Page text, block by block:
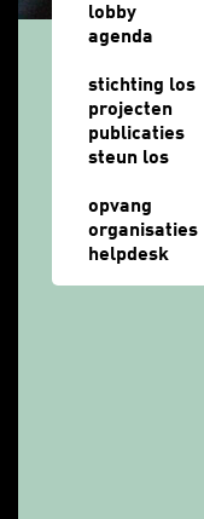
lobby
agenda
stichting los
projecten
publicaties
steun los
opvang
organisaties
helpdesk